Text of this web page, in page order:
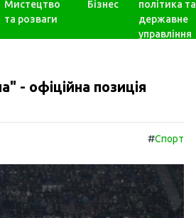
Мистецтво
та розваги
Бізнес
політика та
державне
управління
- офіційна позиція
#Спорт